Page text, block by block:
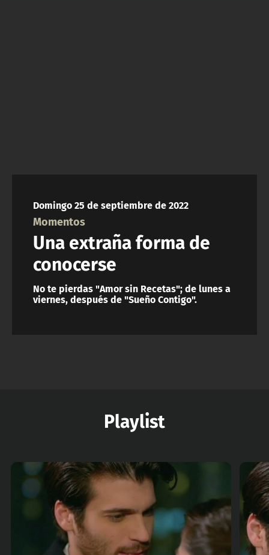
Domingo 25 de septiembre de 2022
Momentos
Una extraña forma de
conocerse
No te pierdas "Amor sin Recetas"; de lunes a
viernes, después de "Sueño Contigo".
Playlist